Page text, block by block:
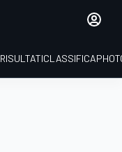
RISULTATICLASSIFICA